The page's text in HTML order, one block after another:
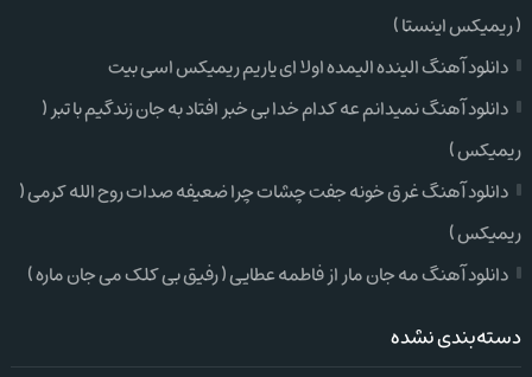
( ریمیکس اینستا )
دانلود آهنگ الینده الیمده اولا ای یاریم ریمیکس اسی بیت
دانلود آهنگ نمیدانم عه کدام خدا بی خبر افتاد به جان زندگیم با تبر (
ریمیکس )
دانلود آهنگ غرق خونه جفت چشات چرا ضعیفه صدات روح الله کرمی (
ریمیکس )
دانلود آهنگ مه جان مار از فاطمه عطایی ( رفیق بی کلک می جان ماره )
دسته‌بندی نشده